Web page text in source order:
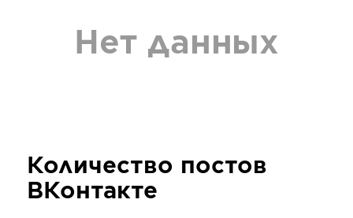
Нет данных
Количество постов
ВКонтакте